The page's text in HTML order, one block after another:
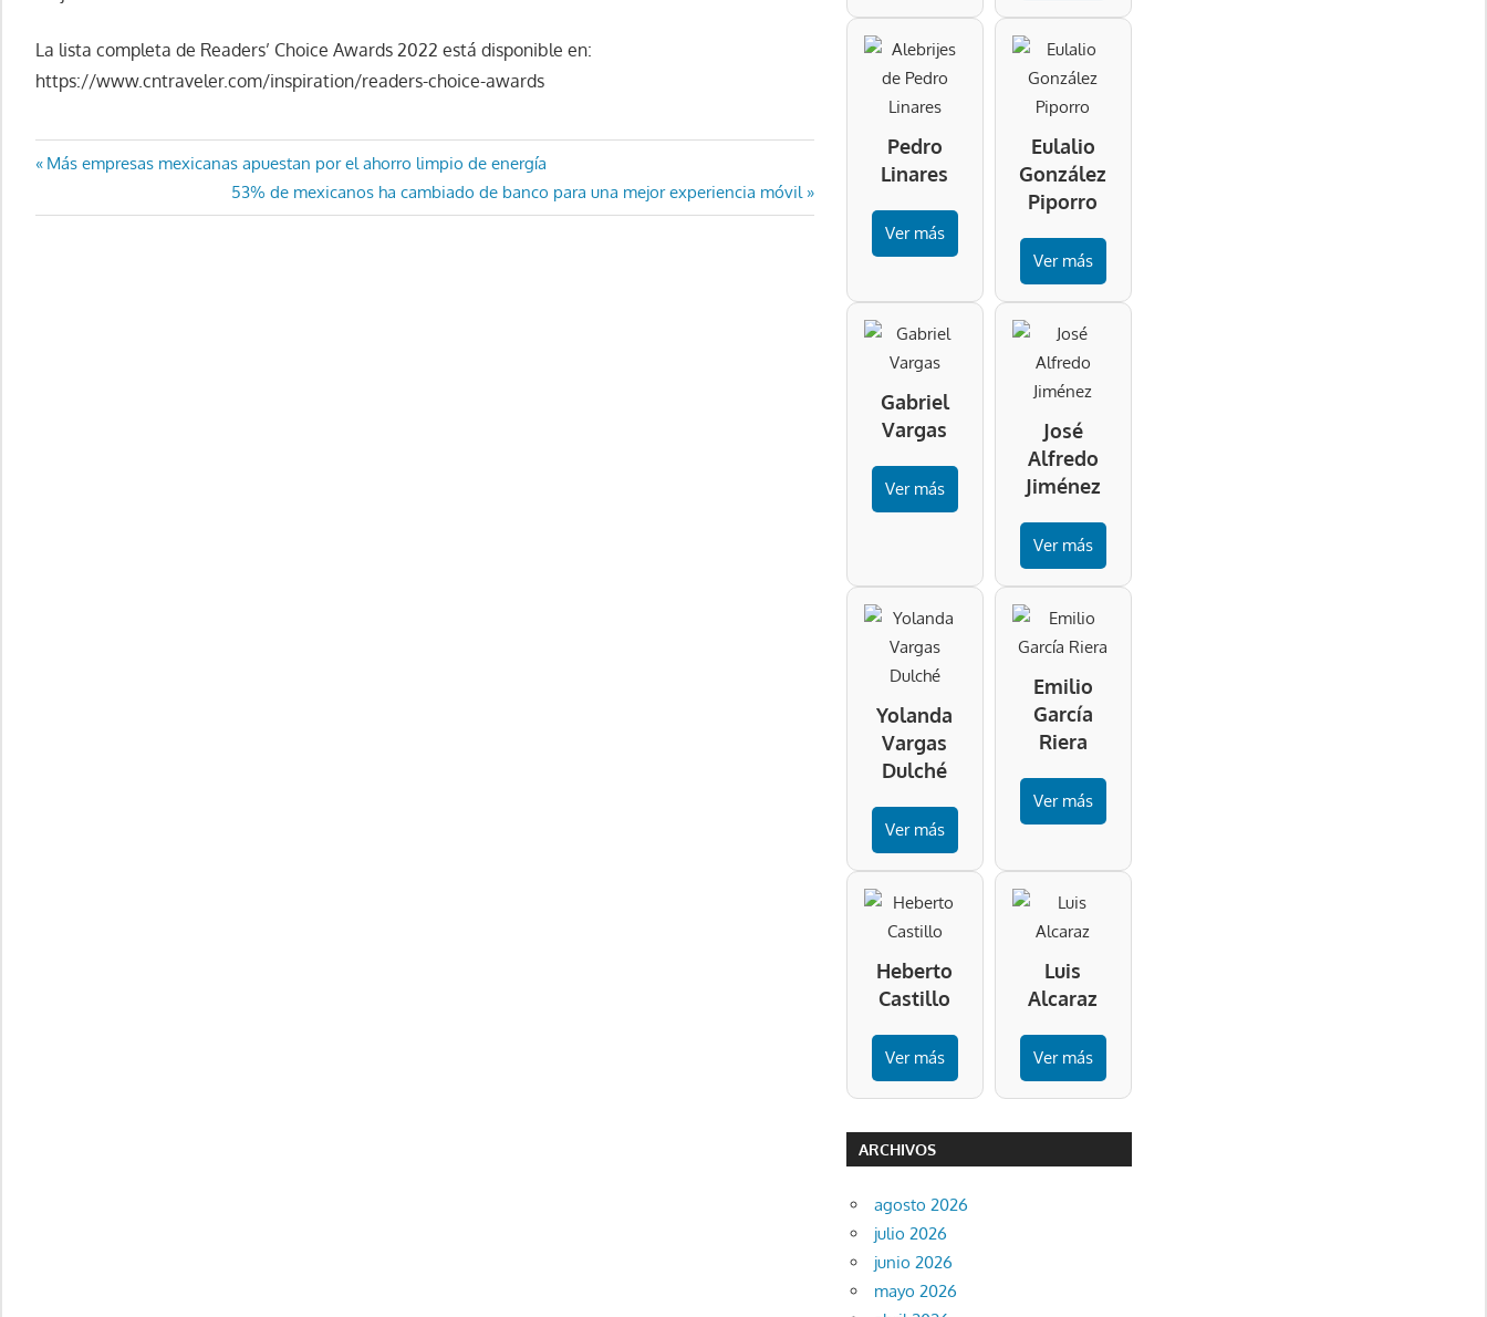
La lista completa de Readers’ Choice Awards 2022 está disponible en:
https://www.cntraveler.com/inspiration/readers-choice-awards
Navegación
de
Entrada
Más empresas mexicanas apuestan por el ahorro limpio de energía
Entrada
siguiente:
53% de mexicanos ha cambiado de banco para una mejor experiencia móvil
Pedro
Linares
Ver más
Eulalio
González
Piporro
Ver más
Gabriel
Vargas
Ver más
José
Alfredo
Jiménez
Ver más
Yolanda
Vargas
Dulché
Ver más
Emilio
García
Riera
Ver más
Heberto
Castillo
Ver más
Luis
Alcaraz
Ver más
ARCHIVOS
agosto 2026
julio 2026
junio 2026
mayo 2026